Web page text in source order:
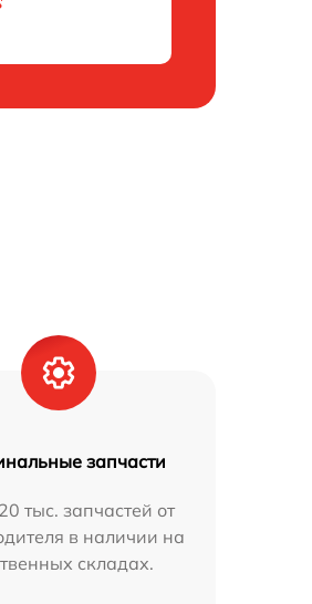
запчасти
тыс. запчастей от
в наличии на
складах.